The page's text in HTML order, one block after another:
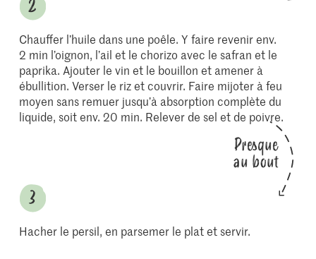
Chauffer l’huile dans une poêle. Y faire revenir env.
2 min l’oignon, l’ail et le chorizo avec le safran et le
paprika. Ajouter le vin et le bouillon et amener à
ébullition. Verser le riz et couvrir. Faire mijoter à feu
moyen sans remuer jusqu’à absorption complète du
liquide, soit env. 20 min. Relever de sel et de poivre.
Presque
au bout
Hacher le persil, en parsemer le plat et servir.